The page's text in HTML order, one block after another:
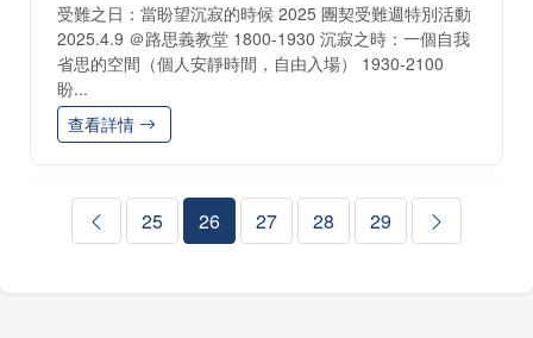
受難之日：當盼望沉寂的時候 2025 團契受難週特別活動
2025.4.9 ＠路思義教堂 1800-1930 沉寂之時：一個自我
省思的空間（個人安靜時間，自由入場） 1930-2100
盼...
查看詳情
25 26 27 28 29